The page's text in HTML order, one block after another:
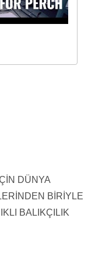
DÜNYA
BİRİYLE
BALIKÇILIK